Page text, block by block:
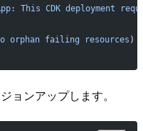
This CDK deployment
orphan failing resources )
ョンアップします。